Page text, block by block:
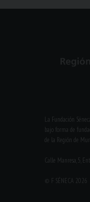
La Fundación
bajo forma de
de la Región de
Calle Manresa, 5,
© F SÉNECA 2026